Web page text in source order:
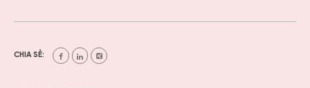
CHIA SẺ: